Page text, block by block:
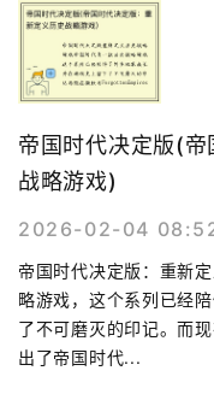
帝国时代决定版(
战略游戏)
2026-02-04
帝国时代决定版：重新
略游戏，这个系列已经
了不可磨灭的印记。而
出了帝国时代...